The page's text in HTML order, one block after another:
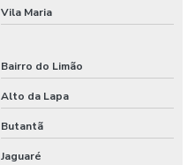
Vila Maria
Bairro do Limão
Alto da Lapa
Butantã
Jaguaré